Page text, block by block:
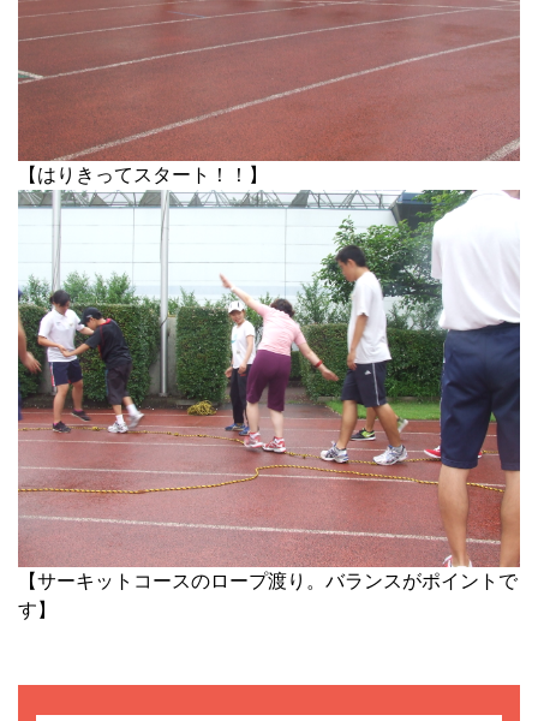
【はりきってスタート！！】
【サーキットコースのロープ渡り。バランスがポイントで
す】